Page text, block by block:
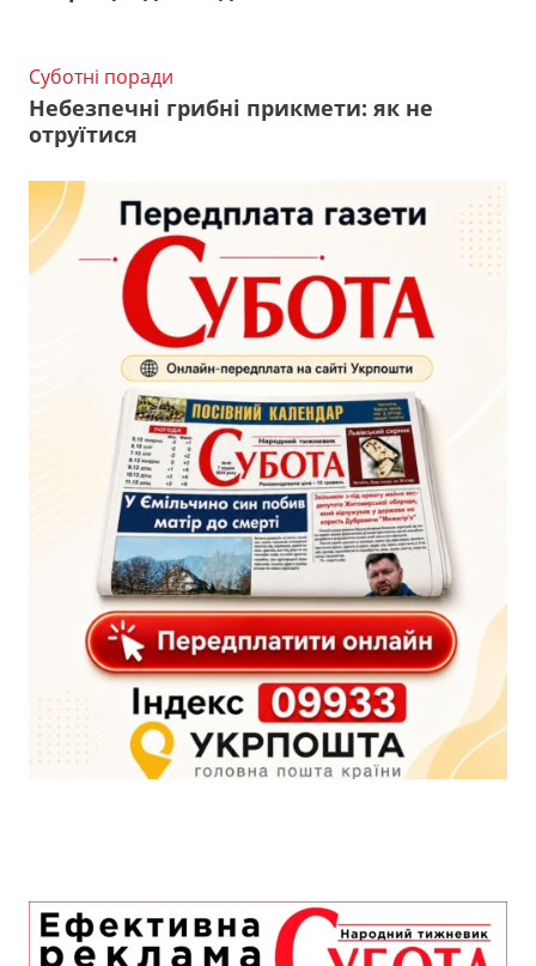
Суботні поради
Небезпечні грибні прикмети: як не
отруїтися